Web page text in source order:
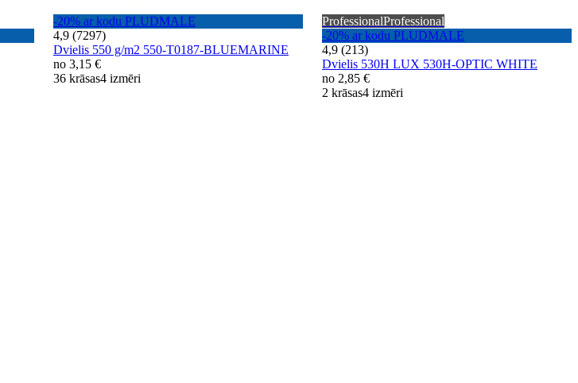
-20% ar kodu PLUDMALE
4,9 (7297)
Dvielis 550 g/m2 550-T0187-BLUEMARINE
no 3,15 €
36 krāsas4 izmēri
ProfessionalProfessional
-20% ar kodu PLUDMALE
4,9 (213)
Dvielis 530H LUX 530H-OPTIC WHITE
no 2,85 €
2 krāsas4 izmēri